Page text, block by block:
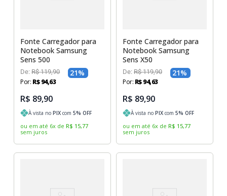
Caddy para SSD
Tela para Iphone
Fonte Carregador para
Notebook Samsung
Sens 500
De:R$ 119,90 21%
Por: R$ 94,63
R$ 89,90
À vista noPIX com5% OFF
ou em até 6x de R$ 15,77
sem juros
Fonte Carregador para
Notebook Samsung
Sens X50
De: R$ 119,90 21%
Por: R$94,63
R$ 89,90
À vista no PIX com 5% OFF
ou em até 6x de R$ 15,77
sem juros